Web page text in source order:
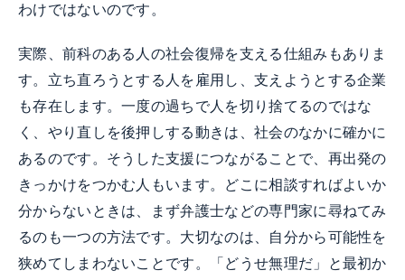
わけではないのです。
実際、前科のある人の社会復帰を支える仕組みもありま
す。立ち直ろうとする人を雇用し、支えようとする企業
も存在します。一度の過ちで人を切り捨てるのではな
く、やり直しを後押しする動きは、社会のなかに確かに
あるのです。そうした支援につながることで、再出発の
きっかけをつかむ人もいます。どこに相談すればよいか
分からないときは、まず弁護士などの専門家に尋ねてみ
るのも一つの方法です。大切なのは、自分から可能性を
狭めてしまわないことです。「どうせ無理だ」と最初か